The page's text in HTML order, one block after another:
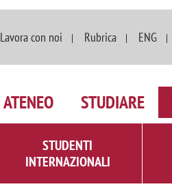
Salta al contenuto principale
Lavora con noi Rubrica ENG
ATENEO STUDIARE
STUDENTI
INTERNAZIONALI